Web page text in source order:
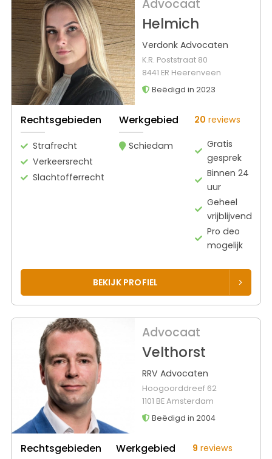
Advocaat
Helmich
Verdonk Advocaten
K.R. Poststraat 80
8441 ER Heerenveen
Beëdigd in 2023
Rechtsgebieden
Strafrecht
Verkeersrecht
Slachtofferrecht
Werkgebied
Schiedam
20 reviews
Gratis
gesprek
Binnen 24
uur
Geheel
vrijblijvend
Pro deo
mogelijk
BEKIJK PROFIEL
Advocaat
Velthorst
RRV Advocaten
Hoogoorddreef 62
1101 BE Amsterdam
Beëdigd in 2004
Rechtsgebieden Werkgebied 9 reviews